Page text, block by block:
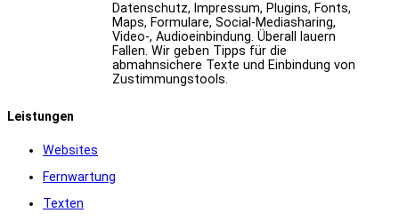
Datenschutz, Impressum, Plugins, Fonts,
Maps, Formulare, Social-Mediasharing,
Video-, Audioeinbindung. Überall lauern
Fallen. Wir geben Tipps für die
abmahnsichere Texte und Einbindung von
Zustimmungstools.
Leistungen
Websites
Fernwartung
Texten